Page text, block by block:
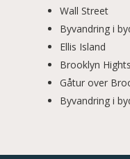
Wall Street
Byvandring i
Ellis Island
Brooklyn
Gåtur over
Byvandring i